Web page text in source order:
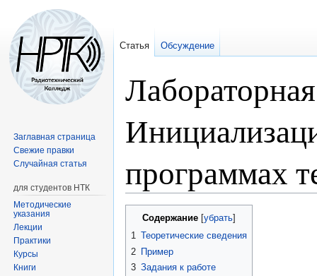
программах
Перейти
навигации
Перейти
Содержание
1 Теоретические сведения
2 Пример
3 Задания к работе
Статья Обсуждение
Заглавная страница
Свежие правки
Случайная статья
для студентов НТК
Методические
указания
Лекции
Практики
Курсы
Книги